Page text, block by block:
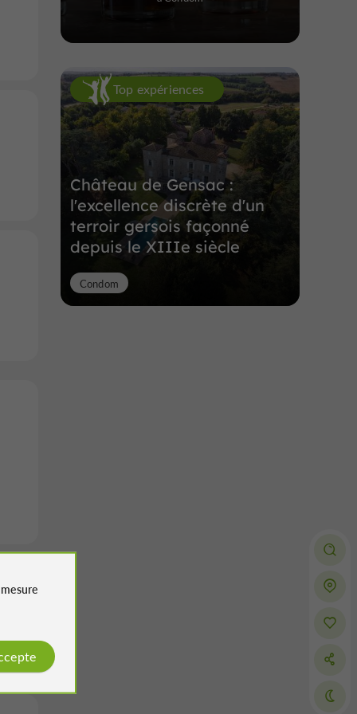
Top expériences
Château de Gensac :
l'excellence discrète d'un
terroir gersois façonné
depuis le XIIIe siècle
Condom
mesure